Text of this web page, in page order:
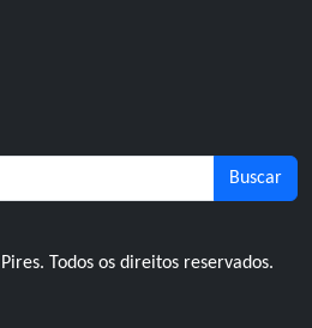
Buscar
Todos os direitos reservados.